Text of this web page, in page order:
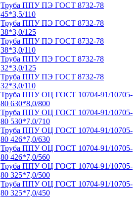
Труба ППУ ПЭ ГОСТ 8732-78
45*3,5/110
Труба ППУ ПЭ ГОСТ 8732-78
38*3,0/125
Труба ППУ ПЭ ГОСТ 8732-78
38*3,0/110
Труба ППУ ПЭ ГОСТ 8732-78
32*3,0/125
Труба ППУ ПЭ ГОСТ 8732-78
32*3,0/110
Труба ППУ ОЦ ГОСТ 10704-91/10705-
80 630*8,0/800
Труба ППУ ОЦ ГОСТ 10704-91/10705-
80 530*7,0/710
Труба ППУ ОЦ ГОСТ 10704-91/10705-
80 426*7,0/630
Труба ППУ ОЦ ГОСТ 10704-91/10705-
80 426*7,0/560
Труба ППУ ОЦ ГОСТ 10704-91/10705-
80 325*7,0/500
Труба ППУ ОЦ ГОСТ 10704-91/10705-
80 325*7,0/450